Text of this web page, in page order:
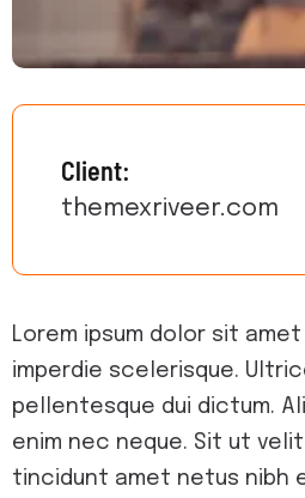
Client:
themexriveer.com
Lorem ipsum dolor sit
imperdie scelerisque.
pellentesque dui dictum.
enim nec neque. Sit ut
tincidunt amet netus nibh